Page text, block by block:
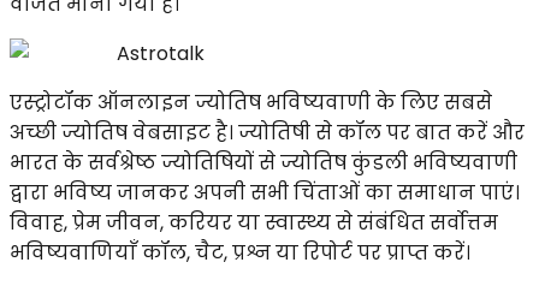
Astrotalk
एस्ट्रोटॉक ऑनलाइन ज्योतिष भविष्यवाणी के लिए सबसे
अच्छी ज्योतिष वेबसाइट है। ज्योतिषी से कॉल पर बात करें और
भारत के सर्वश्रेष्ठ ज्योतिषियों से ज्योतिष कुंडली भविष्यवाणी
द्वारा भविष्य जानकर अपनी सभी चिंताओं का समाधान पाएं।
विवाह, प्रेम जीवन, करियर या स्वास्थ्य से संबंधित सर्वोत्तम
भविष्यवाणियाँ कॉल, चैट, प्रश्न या रिपोर्ट पर प्राप्त करें।